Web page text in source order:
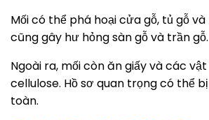
Mối có thể phá hoại cửa gỗ, tủ gỗ
cũng gây hư hỏng sàn gỗ và trần gỗ.
Ngoài ra, mối còn ăn giấy và các
cellulose. Hồ sơ quan trọng có thể
toàn.